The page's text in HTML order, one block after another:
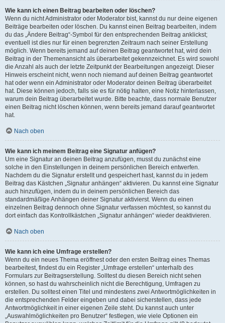
Wie kann ich einen Beitrag bearbeiten oder löschen?
Wenn du nicht Administrator oder Moderator bist, kannst du nur deine eigenen
Beiträge bearbeiten oder löschen. Du kannst einen Beitrag bearbeiten, indem
du das „Ändere Beitrag“-Symbol für den entsprechenden Beitrag anklickst;
eventuell ist dies nur für einen begrenzten Zeitraum nach seiner Erstellung
möglich. Wenn bereits jemand auf deinen Beitrag geantwortet hat, wird dein
Beitrag in der Themenansicht als überarbeitet gekennzeichnet. Es wird sowohl
die Anzahl als auch der letzte Zeitpunkt der Bearbeitungen angezeigt. Dieser
Hinweis erscheint nicht, wenn noch niemand auf deinen Beitrag geantwortet
hat oder wenn ein Administrator oder Moderator deinen Beitrag überarbeitet
hat. Diese können jedoch, falls sie es für nötig halten, eine Notiz hinterlassen,
warum dein Beitrag überarbeitet wurde. Bitte beachte, dass normale Benutzer
einen Beitrag nicht löschen können, wenn bereits jemand darauf geantwortet
hat.
Nach oben
Wie kann ich meinem Beitrag eine Signatur anfügen?
Um eine Signatur an deinen Beitrag anzufügen, musst du zunächst eine
solche in den Einstellungen in deinem persönlichen Bereich entwerfen.
Nachdem du die Signatur erstellt und gespeichert hast, kannst du in jedem
Beitrag das Kästchen „Signatur anhängen“ aktivieren. Du kannst eine Signatur
auch hinzufügen, indem du in deinem persönlichen Bereich das
standardmäßige Anhängen deiner Signatur aktivierst. Wenn du einen
einzelnen Beitrag dennoch ohne Signatur verfassen möchtest, so kannst du
dort einfach das Kontrollkästchen „Signatur anhängen“ wieder deaktivieren.
Nach oben
Wie kann ich eine Umfrage erstellen?
Wenn du ein neues Thema eröffnest oder den ersten Beitrag eines Themas
bearbeitest, findest du ein Register „Umfrage erstellen“ unterhalb des
Formulars zur Beitragserstellung. Solltest du diesen Bereich nicht sehen
können, so hast du wahrscheinlich nicht die Berechtigung, Umfragen zu
erstellen. Du solltest einen Titel und mindestens zwei Antwortmöglichkeiten in
die entsprechenden Felder eingeben und dabei sicherstellen, dass jede
Antwortmöglichkeit in einer eigenen Zeile steht. Du kannst auch unter
„Auswahlmöglichkeiten pro Benutzer“ festlegen, wie viele Optionen ein